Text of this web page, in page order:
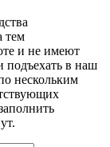
тем
и не имеют
подъехать в наш
нескольким